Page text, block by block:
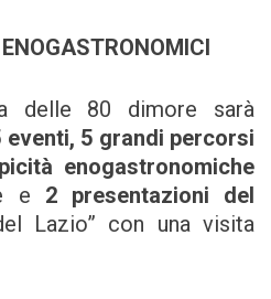
delle 80 dimore sarà
eventi, 5 grandi percorsi
enogastronomiche
e 2 presentazioni del
Lazio” con una visita